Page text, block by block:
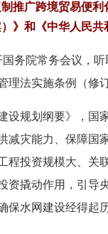
推广跨境贸易便利
》和《中华人民共
院常务会议，
法实施条例（修
规划纲要》，国
灾能力、保障
投资规模大、
撬动作用，引
水网建设经得起